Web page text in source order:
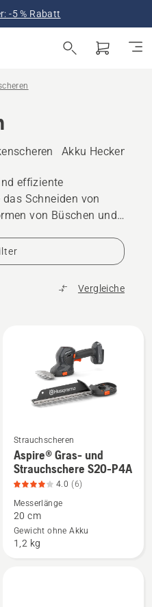
-5 % Rabatt
Akku
effiziente
Schneiden von
von Büschen und
und
Vergleiche
Mehr
Details
zu
Aspire®
Gras-
und
Strauchschere
Strauchscheren
Aspire® Gras- und
Strauchschere S20-P4A
4.0 (6)
Messerlänge
20 cm
Gewicht ohne Akku
1,2 kg